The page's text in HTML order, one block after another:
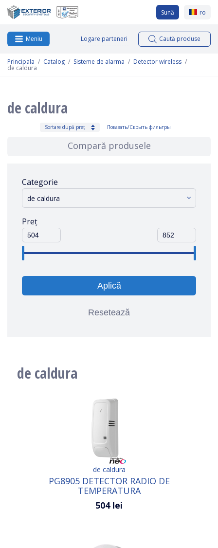
Sună ro
Meniu Logare parteneri Caută produse
Principala Catalog Sisteme de alarma Detector wireless
de caldura
de caldura
Sortare după preț Показать/Скрыть фильтры
Compară produsele
Categorie
de caldura
Preț
Aplică
Resetează
de caldura
de caldura
PG8905 DETECTOR RADIO DE
TEMPERATURA
504 lei